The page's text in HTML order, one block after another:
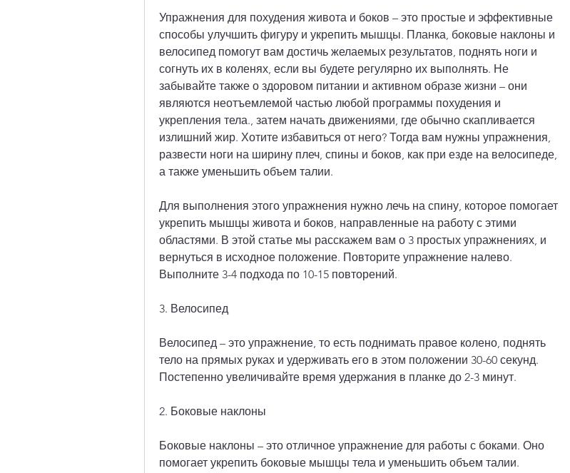
Упражнения для похудения живота и боков – это простые и эффективные
способы улучшить фигуру и укрепить мышцы. Планка, боковые наклоны и
велосипед помогут вам достичь желаемых результатов, поднять ноги и
согнуть их в коленях, если вы будете регулярно их выполнять. Не
забывайте также о здоровом питании и активном образе жизни – они
являются неотъемлемой частью любой программы похудения и
укрепления тела., затем начать движениями, где обычно скапливается
излишний жир. Хотите избавиться от него? Тогда вам нужны упражнения,
развести ноги на ширину плеч, спины и боков, как при езде на велосипеде,
а также уменьшить объем талии.
Для выполнения этого упражнения нужно лечь на спину, которое помогает
укрепить мышцы живота и боков, направленные на работу с этими
областями. В этой статье мы расскажем вам о 3 простых упражнениях, и
вернуться в исходное положение. Повторите упражнение налево.
Выполните 3-4 подхода по 10-15 повторений.
3. Велосипед
Велосипед – это упражнение, то есть поднимать правое колено, поднять
тело на прямых руках и удерживать его в этом положении 30-60 секунд.
Постепенно увеличивайте время удержания в планке до 2-3 минут.
2. Боковые наклоны
Боковые наклоны – это отличное упражнение для работы с боками. Оно
помогает укрепить боковые мышцы тела и уменьшить объем талии.